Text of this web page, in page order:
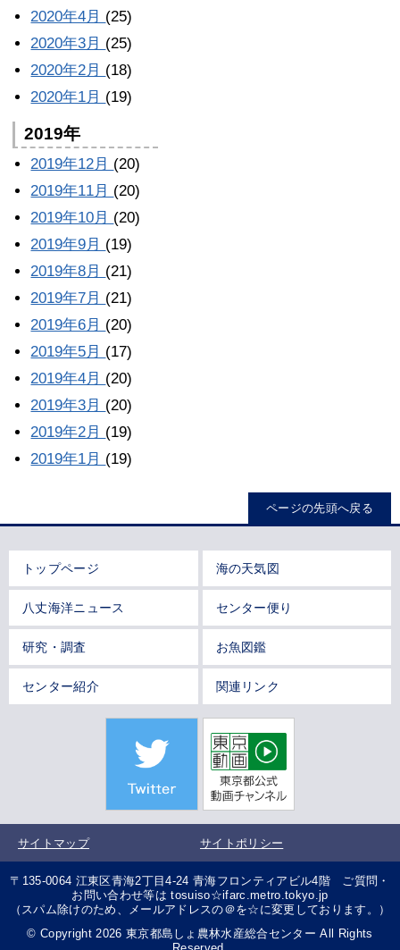
2020年4月 (25)
2020年3月 (25)
2020年2月 (18)
2020年1月 (19)
2019年
2019年12月 (20)
2019年11月 (20)
2019年10月 (20)
2019年9月 (19)
2019年8月 (21)
2019年7月 (21)
2019年6月 (20)
2019年5月 (17)
2019年4月 (20)
2019年3月 (20)
2019年2月 (19)
2019年1月 (19)
ページの先頭へ戻る
トップページ 海の天気図
八丈海洋ニュース センター便り
研究・調査 お魚図鑑
センター紹介 関連リンク
サイトマップ サイトポリシー
〒135-0064 江東区青海2丁目4-24 青海フロンティアビル4階 ご質問・
お問い合わせ等は tosuiso☆ifarc.metro.tokyo.jp
（スパム除けのため、メールアドレスの＠を☆に変更しております。）
© Copyright 2026 東京都島しょ農林水産総合センター All Rights